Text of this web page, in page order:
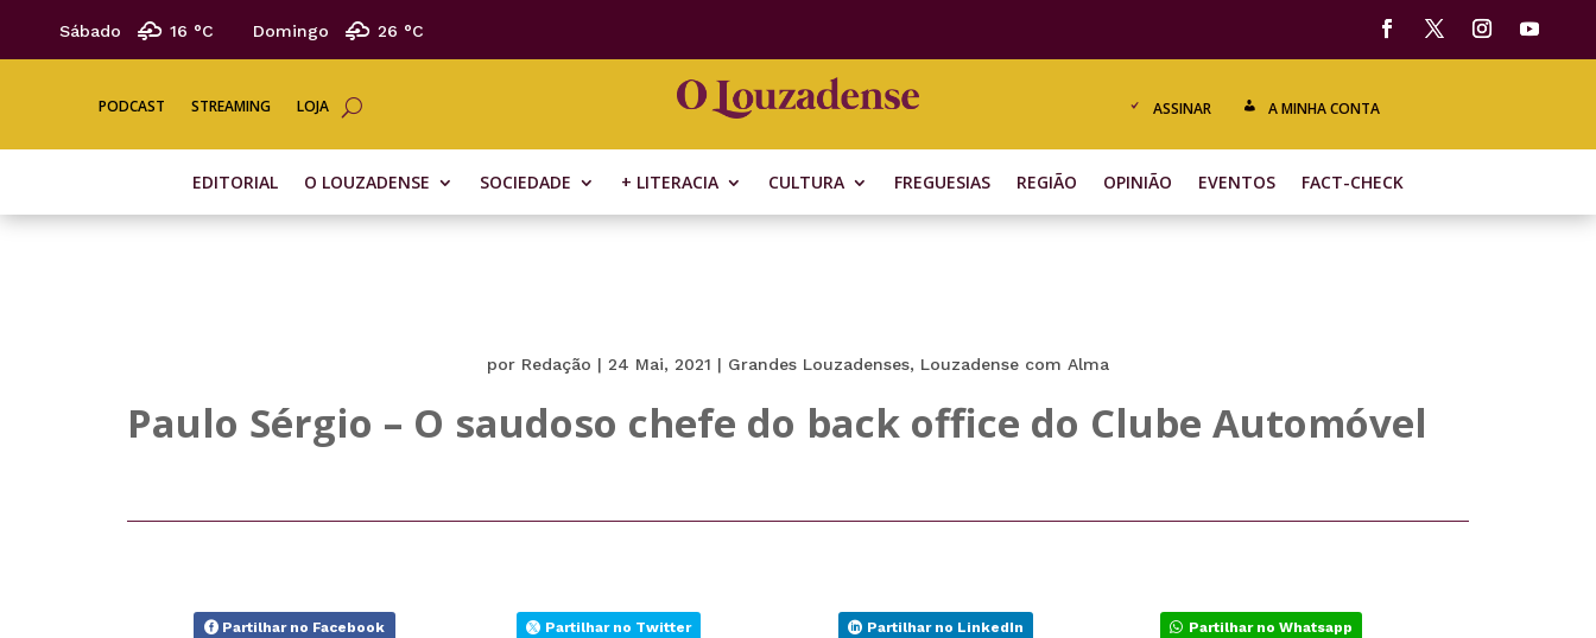
Sábado 16 °C Domingo 26 °C
PODCAST STREAMING LOJA ASSINAR A MINHA CONTA
EDITORIAL O LOUZADENSE SOCIEDADE + LITERACIA CULTURA FREGUESIAS REGIÃO OPINIÃO EVENTOS FACT-CHECK
por Redação | 24 Mai, 2021 | Grandes Louzadenses, Louzadense com Alma
Paulo Sérgio – O saudoso chefe do back office do Clube Automóvel
Partilhar no Facebook Partilhar no Twitter Partilhar no LinkedIn Partilhar no Whatsapp